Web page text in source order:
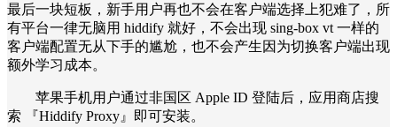
最后一块短板，新手用户再也不会在客户端选择上犯难了，所
有平台一律无脑用 hiddify 就好，不会出现 sing-box vt 一样的
客户端配置无从下手的尴尬，也不会产生因为切换客户端出现
额外学习成本。
苹果手机用户通过非国区 Apple ID 登陆后，应用商店搜
索 『Hiddify Proxy』即可安装。